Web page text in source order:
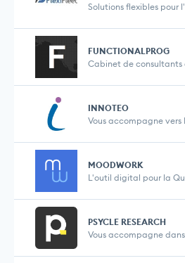
Solutions flexibles pour
FUNCTIONALPROG
INNOTEO
MOODWORK
L'outil digital pour la
PSYCLE RESEARCH